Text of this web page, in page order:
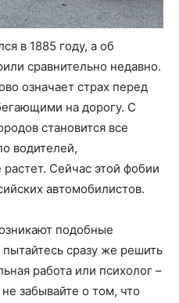
в 1885 году, а об
сравнительно недавно.
означает страх перед
на дорогу. С
становится все
водителей,
Сейчас этой фобии
автомобилистов.
подобные
сразу же решить
работа или психолог –
забывайте о том, что